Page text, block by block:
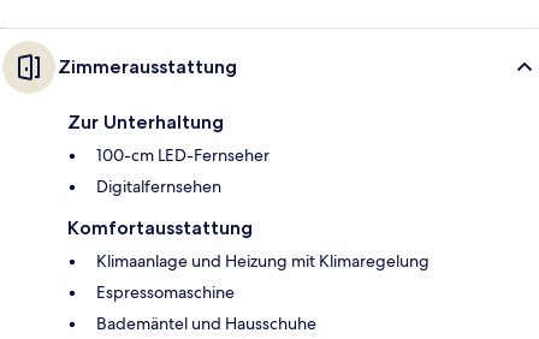
Zimmerausstattung
Zur Unterhaltung
100-cm LED-Fernseher
Digitalfernsehen
Komfortausstattung
Klimaanlage und Heizung mit Klimaregelung
Espressomaschine
Bademäntel und Hausschuhe